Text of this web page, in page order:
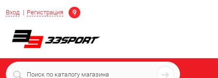
Вход Регистрация
Определение
+7 (939) 716-10-06
пн-пт 7:00-16:00 МСК